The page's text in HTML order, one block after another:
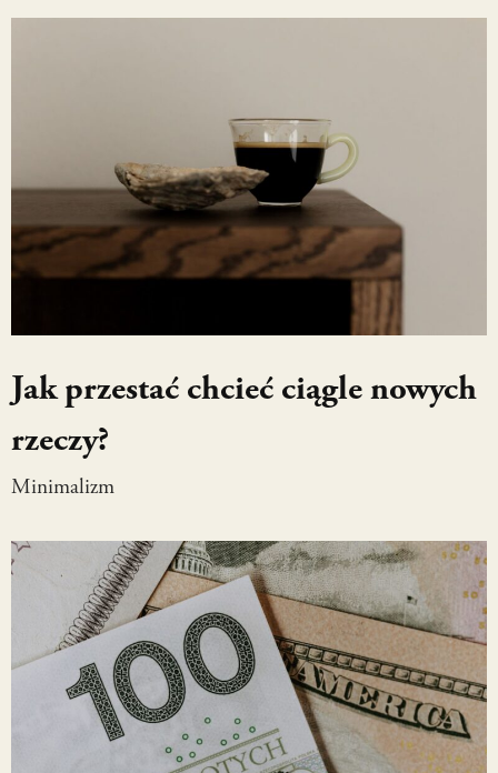
Jak przestać chcieć ciągle nowych
rzeczy?
Minimalizm